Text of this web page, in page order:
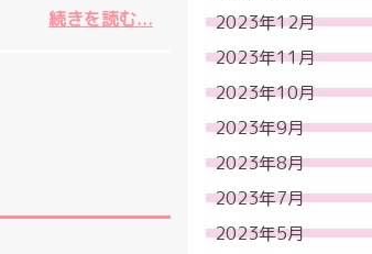
続きを読む...
2023年12月
2023年11月
2023年10月
2023年9月
2023年8月
2023年7月
2023年5月